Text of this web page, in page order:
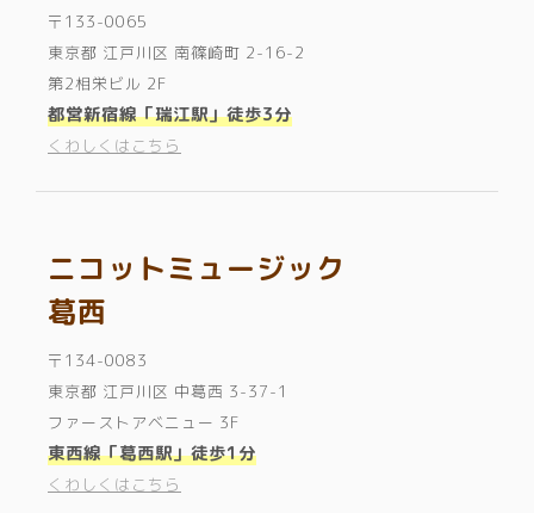
〒133-0065
東京都 江戸川区 南篠崎町 2-16-2
第2相栄ビル 2F
都営新宿線「瑞江駅」徒歩3分
くわしくはこちら
ニコットミュージック
葛西
〒134-0083
東京都 江戸川区 中葛西 3-37-1
ファーストアベニュー 3F
東西線「葛西駅」徒歩1分
くわしくはこちら